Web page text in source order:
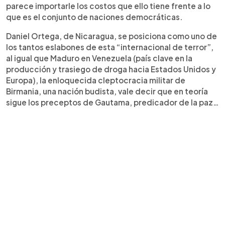
parece importarle los costos que ello tiene frente a lo
que es el conjunto de naciones democráticas.
Daniel Ortega, de Nicaragua, se posiciona como uno de
los tantos eslabones de esta “internacional de terror”,
al igual que Maduro en Venezuela (país clave en la
producción y trasiego de droga hacia Estados Unidos y
Europa), la enloquecida cleptocracia militar de
Birmania, una nación budista, vale decir que en teoría
sigue los preceptos de Gautama, predicador de la paz…